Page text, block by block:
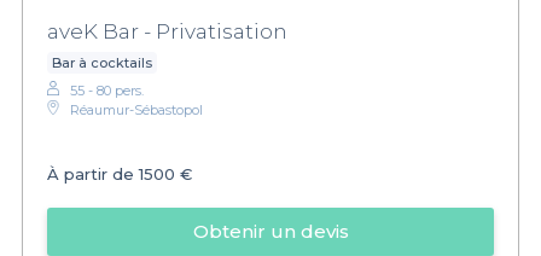
aveK Bar - Privatisation
Bar à cocktails
55 - 80 pers.
Réaumur-Sébastopol
À partir de1500 €
Obtenir un devis